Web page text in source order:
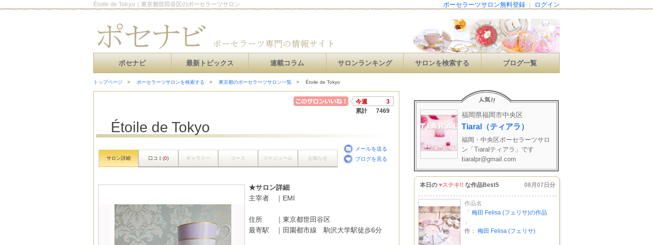
Étoile de Tokyo｜東京都世田谷区のポーセラーツサロン ログイン
ポーセラーツサロン無料登録
ポセナビ 最新トピックス 連載コラム サロンランキング サロンを検索する ブログ一覧
トップページ ポーセラーツサロンを検索する 東京都のポーセラーツサロン一覧 Étoile de Tokyo
今週
3
累計
7469
Étoile de Tokyo
サロン詳細 口コミ(0) ギャラリー コース スケジュール お知らせ
メールを送る
ブログを見る
★サロン詳細
主宰者 ｜EMI
住所 ｜東京都世田谷区
最寄駅 ｜田園都市線 駒沢大学駅徒歩6分
福岡県福岡市中央区
Tiaral（ティアラ）
福岡・中央区ポーセラーツサロ
ン「Tiaralティアラ」です
tiaralpr@gmail.com
本日の ♥ステキ!! な作品Best5 08月07日分
作品名
「 梅田 Felisa (フェリサ)の作品
」
作： 梅田 Felisa (フェリサ)